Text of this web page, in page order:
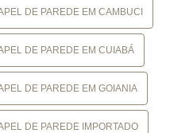
DE PAREDE EM CAMBUCI
DE PAREDE EM CUIABÁ
DE PAREDE EM GOIANIA
DE PAREDE IMPORTADO